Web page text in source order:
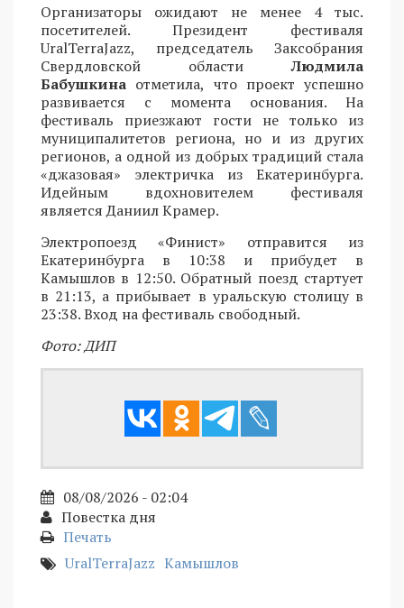
Организаторы ожидают не менее 4 тыс.
посетителей. Президент фестиваля
UralTerraJazz, председатель Заксобрания
Свердловской областиЛюдмила
Бабушкина отметила, что проект успешно
развивается с момента основания. На
фестиваль приезжают гости не только из
муниципалитетов региона, но и из других
регионов, а одной из добрых традиций стала
«джазовая» электричка из Екатеринбурга.
Идейным вдохновителем фестиваля
является Даниил Крамер.
Электропоезд «Финист» отправится из
Екатеринбурга в 10:38 и прибудет в
Камышлов в 12:50. Обратный поезд стартует
в 21:13, а прибывает в уральскую столицу в
23:38. Вход на фестиваль свободный.
Фото: ДИП
08/08/2026 - 02:04
Повестка дня
Печать
UralTerraJazz Камышлов